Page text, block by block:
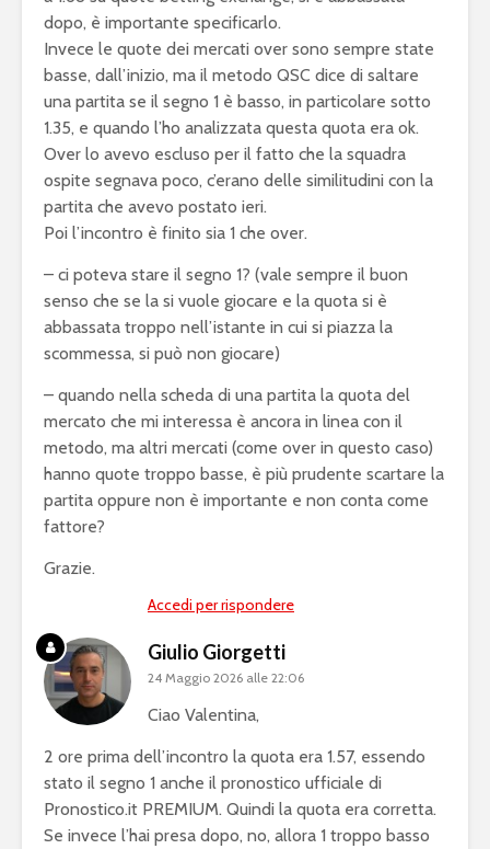
dopo, è importante specificarlo.
Invece le quote dei mercati over sono sempre state
basse, dall’inizio, ma il metodo QSC dice di saltare
una partita se il segno 1 è basso, in particolare sotto
1.35, e quando l’ho analizzata questa quota era ok.
Over lo avevo escluso per il fatto che la squadra
ospite segnava poco, c’erano delle similitudini con la
partita che avevo postato ieri.
Poi l’incontro è finito sia 1 che over.
– ci poteva stare il segno 1? (vale sempre il buon
senso che se la si vuole giocare e la quota si è
abbassata troppo nell’istante in cui si piazza la
scommessa, si può non giocare)
– quando nella scheda di una partita la quota del
mercato che mi interessa è ancora in linea con il
metodo, ma altri mercati (come over in questo caso)
hanno quote troppo basse, è più prudente scartare la
partita oppure non è importante e non conta come
fattore?
Grazie.
Accedi per rispondere
Giulio Giorgetti
24 Maggio 2026 alle 22:06
Ciao Valentina,
2 ore prima dell’incontro la quota era 1.57, essendo
stato il segno 1 anche il pronostico ufficiale di
Pronostico.it PREMIUM. Quindi la quota era corretta.
Se invece l’hai presa dopo, no, allora 1 troppo basso